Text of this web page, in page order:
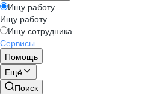
Ищу работу
Ищу работу
Ищу сотрудника
Сервисы
Помощь
Ещё
Поиск